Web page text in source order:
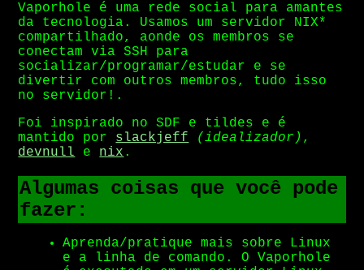
Vaporhole é uma rede social para amantes
da tecnologia. Usamos um servidor NIX*
compartilhado, aonde os membros se
conectam via SSH para
socializar/programar/estudar e se
divertir com outros membros, tudo isso
no servidor!.
Foi inspirado no SDF e tildes e é
mantido por slackjeff (idealizador) ,
devnull e nix .
Algumas coisas que você pode
fazer:
Aprenda/pratique mais sobre Linux
e a linha de comando. O Vaporhole